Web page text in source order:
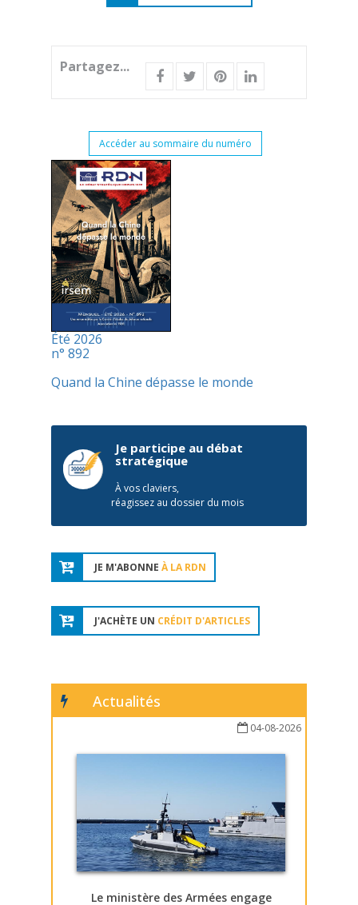
Partagez...
Accéder au sommaire du numéro
Été 2026
n° 892
Quand la Chine dépasse le monde
Je participe au débat
stratégique
À vos claviers,
réagissez au dossier du mois
JE M'ABONNE À LA RDN
J'ACHÈTE UN CRÉDIT D'ARTICLES
Actualités
04-08-2026
Le ministère des Armées engage